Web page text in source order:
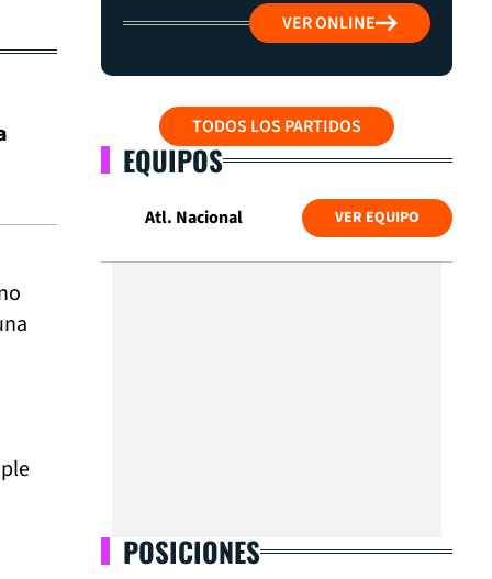
VER ONLINE
TODOS LOS PARTIDOS
EQUIPOS
Atl. Nacional VER EQUIPO
POSICIONES